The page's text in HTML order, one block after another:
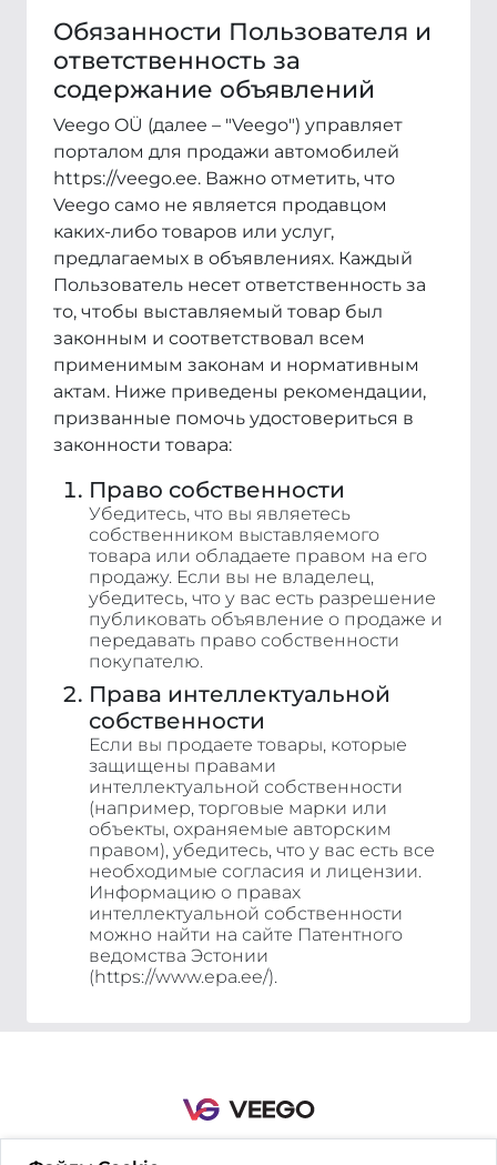
Обязанности Пользователя и
ответственность за
содержание объявлений
Veego OÜ (далее – "Veego") управляет
порталом для продажи автомобилей
https://veego.ee. Важно отметить, что
Veego само не является продавцом
каких-либо товаров или услуг,
предлагаемых в объявлениях. Каждый
Пользователь несет ответственность за
то, чтобы выставляемый товар был
законным и соответствовал всем
применимым законам и нормативным
актам. Ниже приведены рекомендации,
призванные помочь удостовериться в
законности товара:
Право собственности
Убедитесь, что вы являетесь
собственником выставляемого
товара или обладаете правом на его
продажу. Если вы не владелец,
убедитесь, что у вас есть разрешение
публиковать объявление о продаже и
передавать право собственности
покупателю.
Права интеллектуальной
собственности
Если вы продаете товары, которые
защищены правами
интеллектуальной собственности
(например, торговые марки или
объекты, охраняемые авторским
правом), убедитесь, что у вас есть все
необходимые согласия и лицензии.
Информацию о правах
интеллектуальной собственности
можно найти на сайте Патентного
ведомства Эстонии
(https://www.epa.ee/).